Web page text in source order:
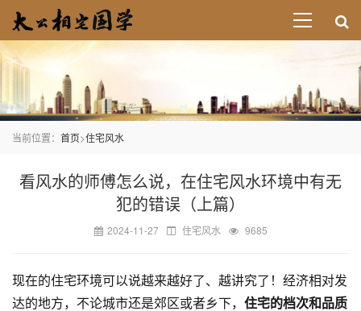
当前位置： 首页>住宅风水
看风水的师傅怎么说，在住宅风水环境中有无
犯的错误（上篇）
2024-11-27 住宅风水 9685
现在的住宅环境可以说越来越好了、越讲究了！经济相对发
达的地方，不论城市还是郊区或者乡下， 住宅的档次和品质